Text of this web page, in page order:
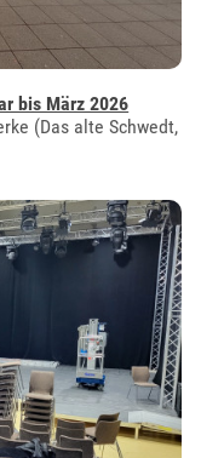
bis März 2026
(Das alte Schwedt,